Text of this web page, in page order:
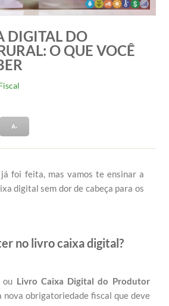
DIGITAL DO
O QUE VOCÊ
A-
foi feita, mas vamos te ensinar a
digital sem dor de cabeça para os
no livro caixa digital?
Livro Caixa Digital do Produtor
nova obrigatoriedade fiscal que deve